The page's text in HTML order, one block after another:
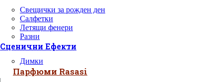
Свещички за рожден ден
Салфетки
Летящи фенери
Разни
Сценични Ефекти
Димки
Парфюми Rasasi